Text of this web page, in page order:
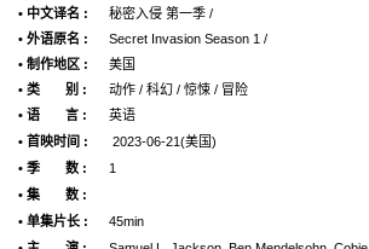
• 中文译名 :
秘密入侵 第一季 /
• 外语原名 :
Secret Invasion Season 1 /
• 制作地区 :
美国
• 类 别 :
动作 / 科幻 / 惊悚 / 冒险
• 语 言 :
英语
• 首映时间 :
2023-06-21(美国)
• 季 数 :
1
• 集 数 :
• 单集片长 :
45min